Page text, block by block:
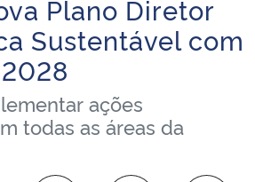
e Abastecimento
Plano Diretor
Sustentável com
ações
todas as áreas da